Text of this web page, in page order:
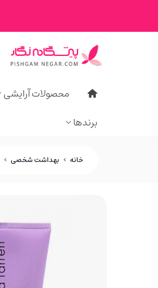
محصولات آرایشی
برندها
خانه > بهداشت شخصی >